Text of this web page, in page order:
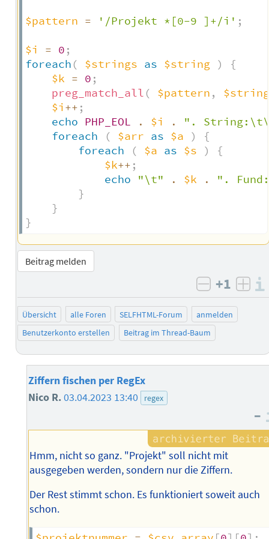
$pattern = '/Projekt *[0-9 ]+/i' ;
$i = 0 ;
foreach ( $strings as $string )
{
$k = 0 ;
preg_match_all ( $pattern ,
$string
$i++ ;
echo PHP_EOL . $i .
".
foreach
( $arr as $a )
{
foreach
( $a as $s )
{
$k++ ;
echo
"\t" . $k .
".
}
}
}
Beitrag melden
negativ
+1
Übersicht alle Foren SELFHTML-Forum
anmelden
Benutzerkonto erstellen
Beitrag im Thread-Baum
Ziffern fischen per RegEx
Nico R.03.04.2023 13:40 regex
–
Hmm, nicht so ganz. "Projekt" soll nicht mit
ausgegeben werden, sondern nur die Ziffern.
Der Rest stimmt schon. Es funktioniert soweit auch
schon.